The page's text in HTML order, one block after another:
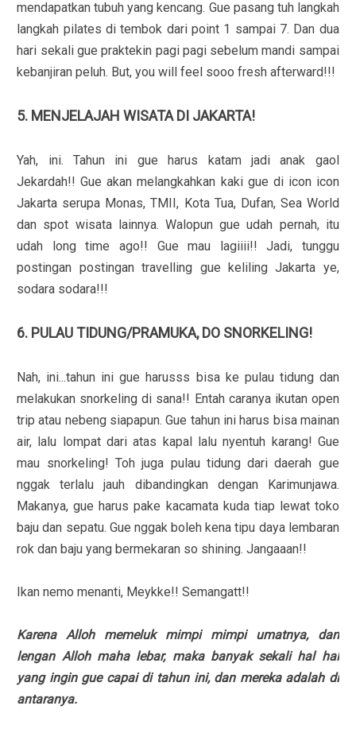
mendapatkan tubuh yang kencang. Gue pasang tuh langkah
langkah pilates di tembok dari point 1 sampai 7. Dan dua
hari sekali gue praktekin pagi pagi sebelum mandi sampai
kebanjiran peluh. But, you will feel sooo fresh afterward!!!
5. MENJELAJAH WISATA DI JAKARTA!
Yah, ini. Tahun ini gue harus katam jadi anak gaol
Jekardah!! Gue akan melangkahkan kaki gue di icon icon
Jakarta serupa Monas, TMII, Kota Tua, Dufan, Sea World
dan spot wisata lainnya. Walopun gue udah pernah, itu
udah long time ago!! Gue mau lagiiii!! Jadi, tunggu
postingan postingan travelling gue keliling Jakarta ye,
sodara sodara!!!
6. PULAU TIDUNG/PRAMUKA, DO SNORKELING!
Nah, ini...tahun ini gue harusss bisa ke pulau tidung dan
melakukan snorkeling di sana!! Entah caranya ikutan open
trip atau nebeng siapapun. Gue tahun ini harus bisa mainan
air, lalu lompat dari atas kapal lalu nyentuh karang! Gue
mau snorkeling! Toh juga pulau tidung dari daerah gue
nggak terlalu jauh dibandingkan dengan Karimunjawa.
Makanya, gue harus pake kacamata kuda tiap lewat toko
baju dan sepatu. Gue nggak boleh kena tipu daya lembaran
rok dan baju yang bermekaran so shining. Jangaaan!!
Ikan nemo menanti, Meykke!! Semangatt!!
Karena Alloh memeluk mimpi mimpi umatnya, dan
lengan Alloh maha lebar, maka banyak sekali hal hal
yang ingin gue capai di tahun ini, dan mereka adalah di
antaranya.